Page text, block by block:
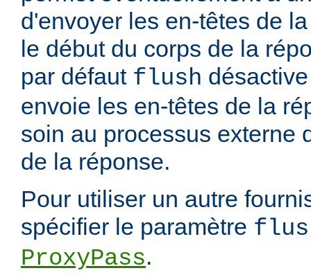
d'envoyer les en-têtes de
le début du corps de la
par défaut flush
envoie les en-têtes de la
soin au processus externe
de la réponse.
Pour utiliser un autre
spécifier le paramètre
ProxyPass.